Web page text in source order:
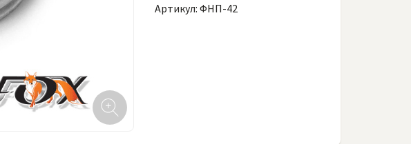
Артикул: ФНП-42